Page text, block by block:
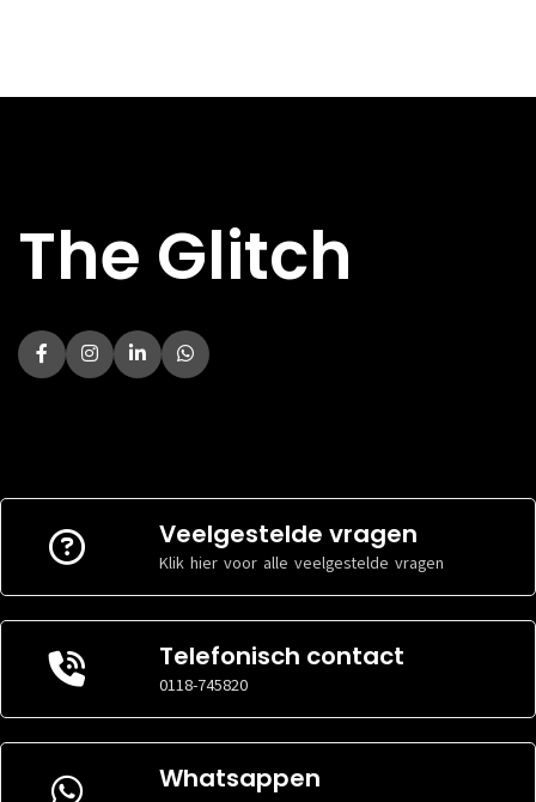
DDR4
TOTAAL AANTAL
THREADS
12
DDR4
TOTAAL AANTAL
THREADS
The Glitch
Veelgestelde vragen
Klik hier voor alle veelgestelde vragen
Telefonisch contact
0118-745820
Whatsappen